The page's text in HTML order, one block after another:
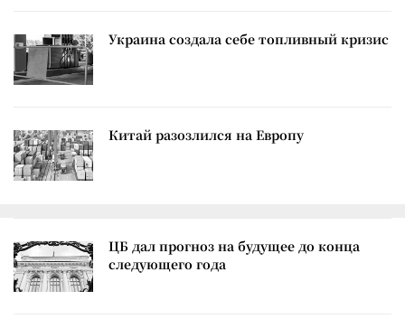
Украина создала себе топливный кризис
Китай разозлился на Европу
ЦБ дал прогноз на будущее до конца
следующего года